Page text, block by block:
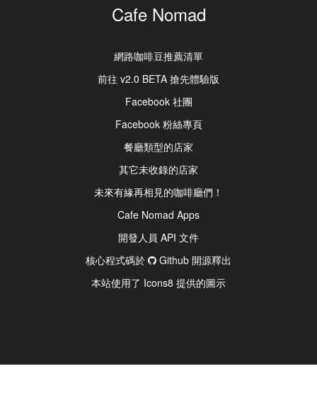
Cafe Nomad
網路咖啡豆推薦清單
前往 v2.0 BETA 搶先體驗版
Facebook 社團
Facebook 粉絲專頁
餐廳類型的店家
其它未收錄的店家
未來有緣再相見的咖啡廳們！
Cafe Nomad Apps
開發人員 API 文件
核心程式碼於
Github 開源釋出
本站使用了 Icons8 提供的圖示